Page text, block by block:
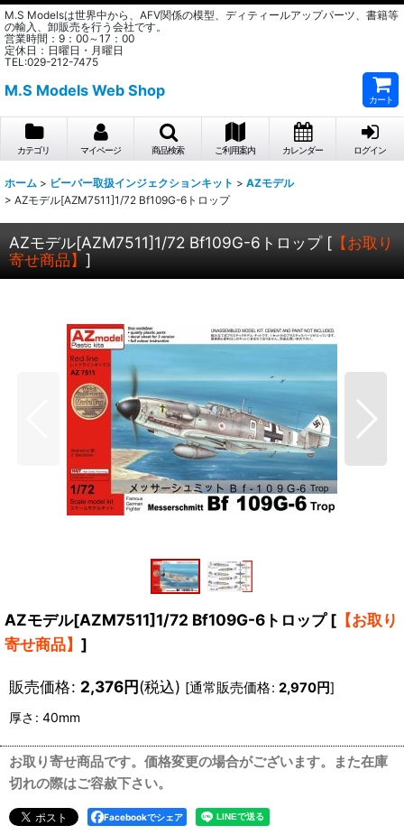
M.S Modelsは世界中から、AFV関係の模型、ディティールアップパーツ、書籍等
の輸入、卸販売を行う会社です。
営業時間：9：00～17：00
定休日：日曜日・月曜日
TEL:029-212-7475
M.S Models Web Shop
カート
カテゴリ マイページ 商品検索 ご利用案内 カレンダー ログイン
ホーム > ビーバー取扱インジェクションキット > AZモデル
> AZモデル[AZM7511]1/72 Bf109G-6トロップ
AZモデル[AZM7511]1/72 Bf109G-6トロップ [ 【お取り
寄せ商品】 ]
AZモデル[AZM7511]1/72 Bf109G-6トロップ [ 【お取り
寄せ商品】 ]
販売価格: 2,376円(税込) [通常販売価格: 2,970円]
厚さ : 40mm
お取り寄せ商品です。価格変更の場合がございます。また在庫
切れの際はご容赦下さい。
Facebookでシェア